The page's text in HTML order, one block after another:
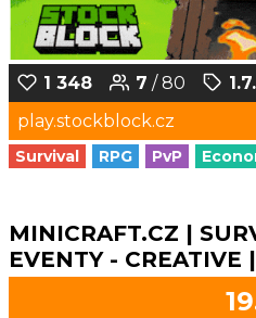
1 348 7 / 80
play.stockblock.cz
Survival RPG PvP
MINICRAFT.CZ |
EVENTY - CREATIVE